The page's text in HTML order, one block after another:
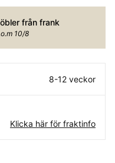
från frank
10/8
8-12 veckor
Klicka här för fraktinfo